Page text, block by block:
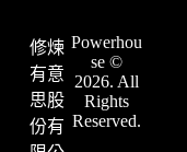
修煉
有意
思股
份有
Powerhou
se ©
2026. All
Rights
Reserved.